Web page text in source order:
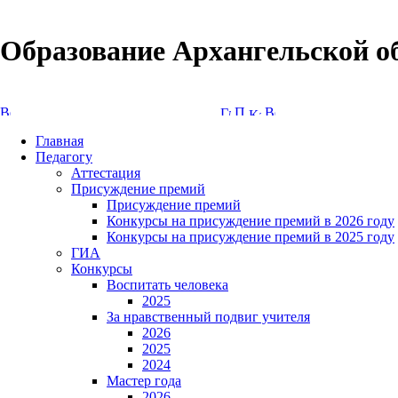
Образование Архангельской
Главная
Педагогу
Аттестация
Присуждение премий
Присуждение премий
Конкурсы на присуждение премий в 2026 году
Конкурсы на присуждение премий в 2025 году
ГИА
Конкурсы
Воспитать человека
2025
За нравственный подвиг учителя
2026
2025
2024
Мастер года